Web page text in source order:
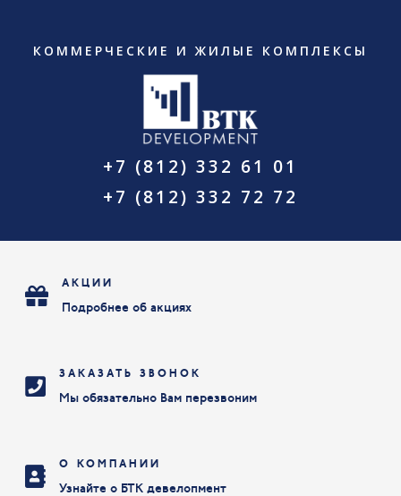
КОММЕРЧЕСКИЕ И ЖИЛЫЕ КОМПЛЕКСЫ
+7 (812) 332 61 01
+7 (812) 332 72 72
АКЦИИ
Подробнее об акциях
ЗАКАЗАТЬ ЗВОНОК
Мы обязательно Вам перезвоним
О КОМПАНИИ
Узнайте о БТК девелопмент